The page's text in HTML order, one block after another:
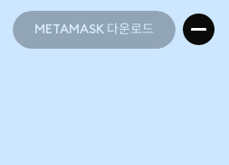
METAMASK 다운로드